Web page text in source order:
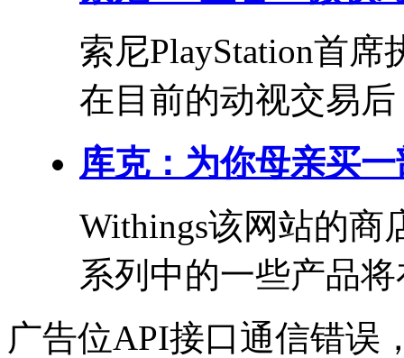
索尼PlayStation首席
在目前的动视交易
库克：为你母亲买
Withings该网站的商
系列中的一些产品
广告位API接口通信错误